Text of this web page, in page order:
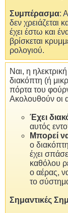
Συμπέρασμα:
δεν χρειάζεται
έχει έστω και
βρίσκεται
ρολογιού.
Ναι, η
διακόπτη (ή
πόρτα του
Ακολουθούν οι
Έχει
αυτός
Μπορεί
ο
έχει
καθόλου
ο αέρας,
το
Σημαντικές